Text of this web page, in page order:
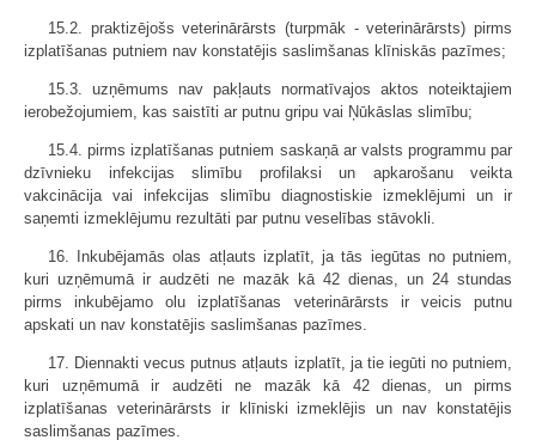
15.2. praktizējošs veterinārārsts (turpmāk - veterinārārsts) pirms
izplatīšanas putniem nav konstatējis saslimšanas klīniskās pazīmes;
15.3. uzņēmums nav pakļauts normatīvajos aktos noteiktajiem
ierobežojumiem, kas saistīti ar putnu gripu vai Ņūkāslas slimību;
15.4. pirms izplatīšanas putniem saskaņā ar valsts programmu par
dzīvnieku infekcijas slimību profilaksi un apkarošanu veikta
vakcinācija vai infekcijas slimību diagnostiskie izmeklējumi un ir
saņemti izmeklējumu rezultāti par putnu veselības stāvokli.
16. Inkubējamās olas atļauts izplatīt, ja tās iegūtas no putniem,
kuri uzņēmumā ir audzēti ne mazāk kā 42 dienas, un 24 stundas
pirms inkubējamo olu izplatīšanas veterinārārsts ir veicis putnu
apskati un nav konstatējis saslimšanas pazīmes.
17. Diennakti vecus putnus atļauts izplatīt, ja tie iegūti no putniem,
kuri uzņēmumā ir audzēti ne mazāk kā 42 dienas, un pirms
izplatīšanas veterinārārsts ir klīniski izmeklējis un nav konstatējis
saslimšanas pazīmes.